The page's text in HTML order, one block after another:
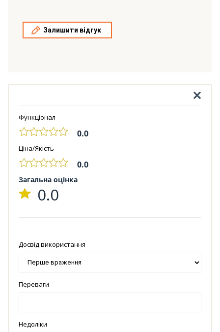
Залишити відгук
Функціонал
0.0
Ціна/Якість
0.0
Загальна оцінка
0.0
Досвід використання
Переваги
Недоліки